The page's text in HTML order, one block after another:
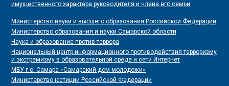
имущественного характера руководителя и члена его семьи
Министерство науки и высшего образования Российской Федерации
Министерство образования и науки Самарской области
Наука и образование против террора
Национальный центр информационного противодействия терроризму
и экстремизму в образовательной среде и сети Интернет
МБУ г.о. Самара «Самарский дом молодежи»
Министерство юстиции Российской Федерации